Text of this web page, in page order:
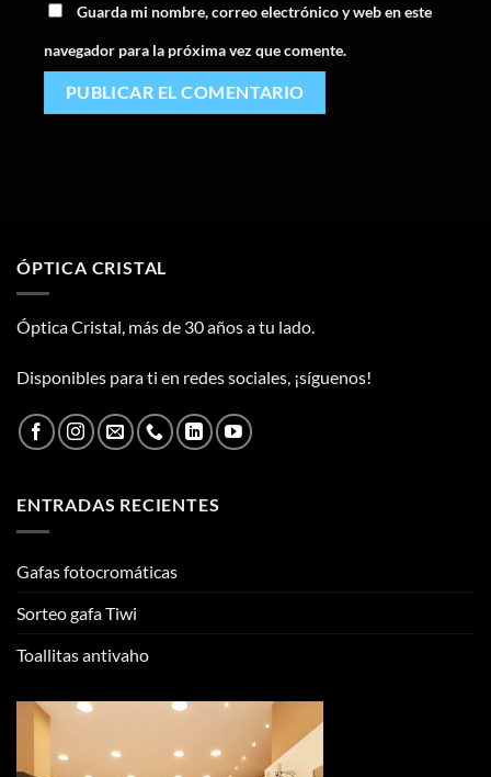
Guarda mi nombre, correo electrónico y web en este
navegador para la próxima vez que comente.
ÓPTICA CRISTAL
Óptica Cristal, más de 30 años a tu lado.
Disponibles para ti en redes sociales, ¡síguenos!
ENTRADAS RECIENTES
Gafas fotocromáticas
Sorteo gafa Tiwi
Toallitas antivaho